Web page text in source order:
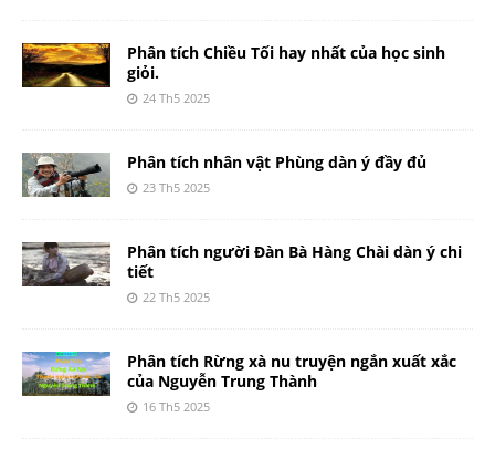
Phân tích Chiều Tối hay nhất của học sinh
giỏi.
24 Th5 2025
Phân tích nhân vật Phùng dàn ý đầy đủ
23 Th5 2025
Phân tích người Đàn Bà Hàng Chài dàn ý chi
tiết
22 Th5 2025
Phân tích Rừng xà nu truyện ngắn xuất xắc
của Nguyễn Trung Thành
16 Th5 2025